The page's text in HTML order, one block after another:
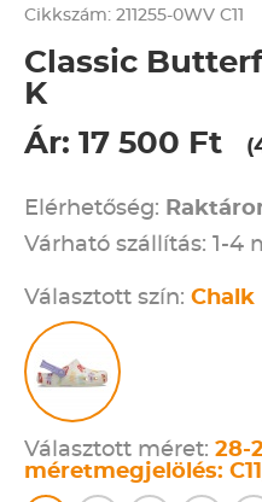
Cikkszám: 211255-0WV C11
Classic
K
Ár: 17 500 Ft
Elérhetőség:
Várható szállítás: 1-4
Választott szín: Chalk
Választott méret: 28-
méretmegjelölés: